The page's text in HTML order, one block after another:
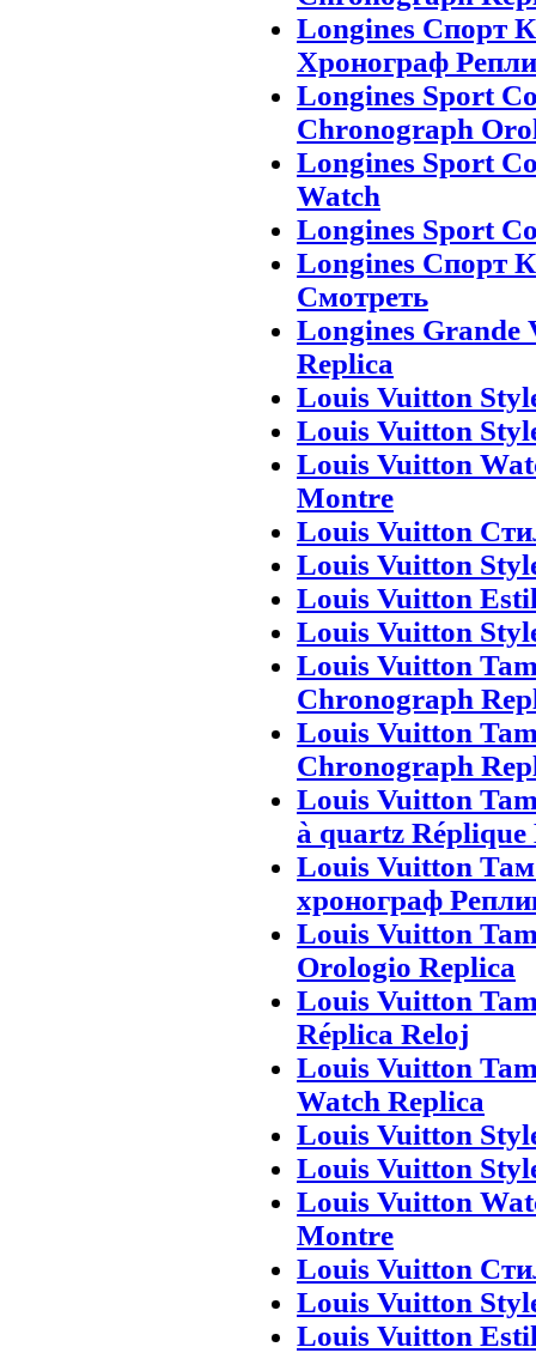
Longines Спорт
Хронограф
Longines Sport
Chronograph
Longines Sport
Watch
Longines Sport
Longines Спорт
Смотреть
Longines Grande
Replica
Louis Vuitton
Louis Vuitton
Louis Vuitton
Montre
Louis Vuitton
Louis Vuitton
Louis Vuitton
Louis Vuitton
Louis Vuitton
Chronograph
Louis Vuitton
Chronograph
Louis Vuitton
à quartz
Louis Vuitton
хронограф
Louis Vuitton
Orologio Replica
Louis Vuitton
Réplica Reloj
Louis Vuitton
Watch Replica
Louis Vuitton
Louis Vuitton
Louis Vuitton
Montre
Louis Vuitton
Louis Vuitton
Louis Vuitton